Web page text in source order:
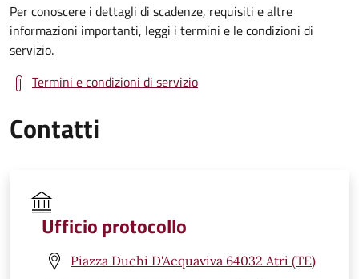
Per conoscere i dettagli di scadenze, requisiti e altre
informazioni importanti, leggi i termini e le condizioni di
servizio.
Termini e condizioni di servizio
Contatti
Ufficio protocollo
Piazza Duchi D'Acquaviva 64032 Atri (TE)